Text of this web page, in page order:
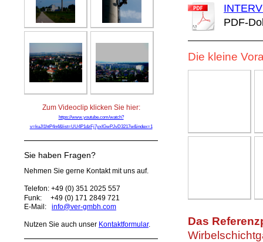
Zum Videoclip klicken Sie hier:
https://www.youtube.com/watch?
v=kuJI1htP4n4&list=UU4P1dzFj7yxIGwPJvD3217w&index=1
Sie haben Fragen?
Nehmen Sie gerne Kontakt mit uns auf.
Telefon: +49 (0) 351 2025 557
Funk:
+49 (0) 171 2849 721
E-Mail: info@ver-gmbh.com
Nutzen Sie auch unser Kontaktformular.
PDF-
Die kleine
Das